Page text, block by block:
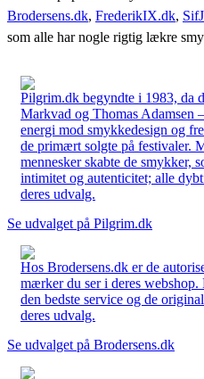
Brodersens.dk, FrederikIX.dk,
som alle har nogle rigtig lækre
Pilgrim.dk begyndte i 1983, da
Markvad og Thomas Adamsen
energi mod smykkedesign og
de primært solgte på festivaler.
mennesker skabte de smykker,
intimitet og autenticitet; alle
deres udvalg.
Se udvalget på Pilgrim.dk
Hos Brodersens.dk er de
mærker du ser i deres
den bedste service og de
deres udvalg.
Se udvalget på Brodersens.dk